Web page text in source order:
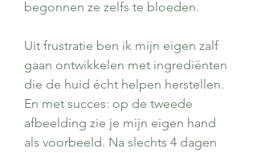
begonnen ze zelfs te bloeden.
Uit frustratie ben ik mijn eigen zalf
gaan ontwikkelen met ingrediënten
die de huid écht helpen herstellen.
En met succes: op de tweede
afbeelding zie je mijn eigen hand
als voorbeeld. Na slechts 4 dagen